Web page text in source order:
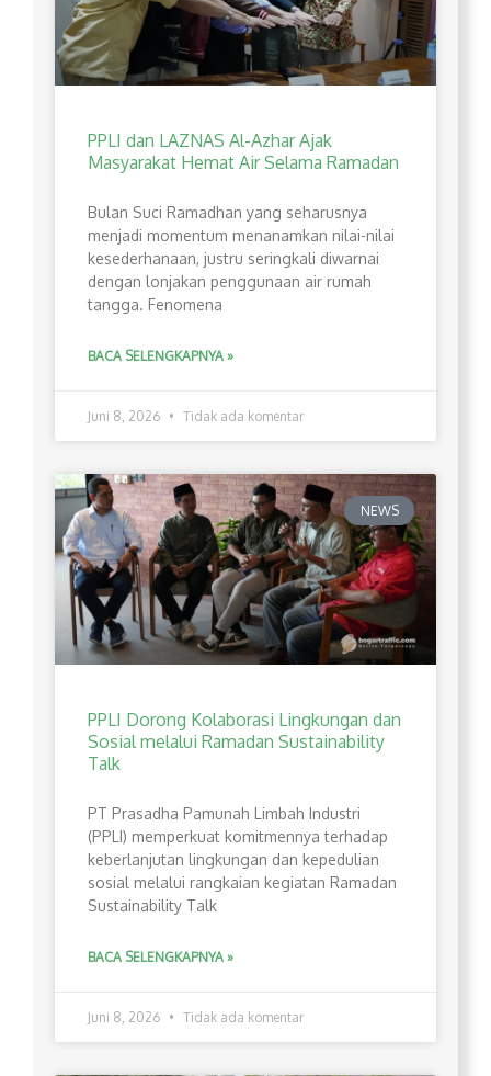
PPLI dan LAZNAS Al-Azhar Ajak
Masyarakat Hemat Air Selama Ramadan
Bulan Suci Ramadhan yang seharusnya
menjadi momentum menanamkan nilai-nilai
kesederhanaan, justru seringkali diwarnai
dengan lonjakan penggunaan air rumah
tangga. Fenomena
BACA SELENGKAPNYA »
Juni 8, 2026 Tidak ada komentar
NEWS
PPLI Dorong Kolaborasi Lingkungan dan
Sosial melalui Ramadan Sustainability
Talk
PT Prasadha Pamunah Limbah Industri
(PPLI) memperkuat komitmennya terhadap
keberlanjutan lingkungan dan kepedulian
sosial melalui rangkaian kegiatan Ramadan
Sustainability Talk
BACA SELENGKAPNYA »
Juni 8, 2026 Tidak ada komentar